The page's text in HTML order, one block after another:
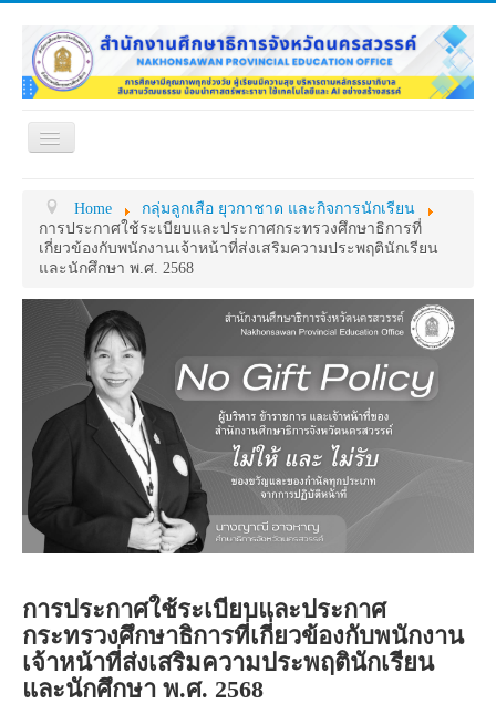
Toggle
หน่วยงานภายใน
MY OFFICE
ดาวน์โหลด
กระดาน ถาม-ตอบ
ข้อมูลการติดต่อ
Home
กลุ่มลูกเสือ ยุวกาชาด และกิจการนักเรียน
การประกาศใช้ระเบียบและประกาศกระทรวงศึกษาธิการที่
เกี่ยวข้องกับพนักงานเจ้าหน้าที่ส่งเสริมความประพฤตินักเรียน
และนักศึกษา พ.ศ. 2568
การประกาศใช้ระเบียบและประกาศ
กระทรวงศึกษาธิการที่เกี่ยวข้องกับพนักงาน
เจ้าหน้าที่ส่งเสริมความประพฤตินักเรียน
และนักศึกษา พ.ศ. 2568